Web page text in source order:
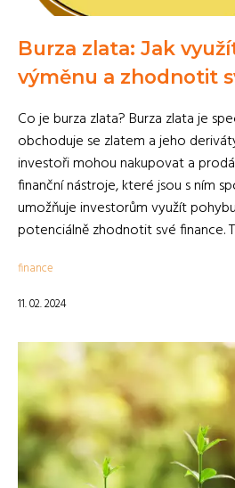
Burza zlata: Jak
výměnu a zhodnotit
Co je burza zlata? Burza zlata je
obchoduje se zlatem a jeho
investoři mohou nakupovat a
finanční nástroje, které jsou s ním
umožňuje investorům využít
potenciálně zhodnotit své finance.
finance
11. 02. 2024